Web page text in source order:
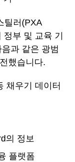
틸러(PXA
정부 및 교육 기
과 같은 광범
했습니다.
채우기 데이터
의 정보
플랫폼